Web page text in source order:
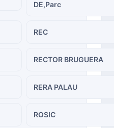
DE,Parc
REC
RECTOR BRUGUERA
RERA PALAU
ROSIC